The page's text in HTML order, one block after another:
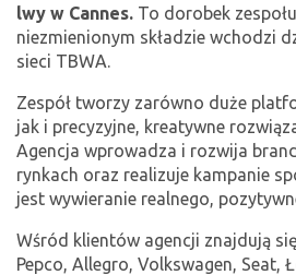
lwy w Cannes. To dorobek
niezmienionym składzie wchodzi
sieci TBWA.
Zespół tworzy zarówno duże
jak i precyzyjne, kreatywne
Agencja wprowadza i rozwija
rynkach oraz realizuje kampanie
jest wywieranie realnego,
Wśród klientów agencji znajdują
Pepco, Allegro, Volkswagen, Seat,